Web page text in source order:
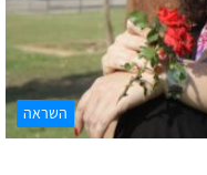
השראה